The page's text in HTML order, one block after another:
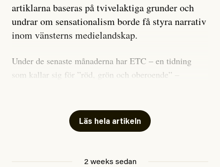
artiklarna baseras på tvivelaktiga grunder och
undrar om sensationalism borde få styra narrativ
inom vänsterns medielandskap.
Under de senaste månaderna har ETC – en tidning
som kallar sig för ”röd, grön och oberoende” –
skriver för? Vad betyder det att vara en ”röd, grön och
oberoende” tidning? Och vad är egentligen bra
Läs hela artikeln
2 weeks sedan